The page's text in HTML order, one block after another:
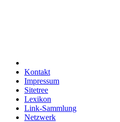
Kontakt
Impressum
Sitetree
Lexikon
Link-Sammlung
Netzwerk